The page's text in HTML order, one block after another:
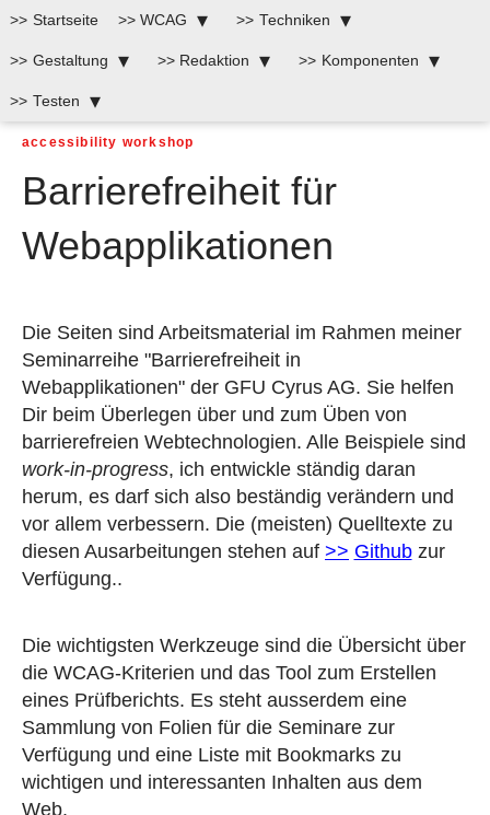
Header
Inhalt
Footer
Startseite WCAG Techniken
Gestaltung Redaktion Komponenten
Testen
accessibility workshop
Barrierefreiheit für
Webapplikationen
Die Seiten sind Arbeitsmaterial im Rahmen meiner
Seminarreihe "Barrierefreiheit in
Webapplikationen" der GFU Cyrus AG. Sie helfen
Dir beim Überlegen über und zum Üben von
barrierefreien Webtechnologien. Alle Beispiele sind
work-in-progress, ich entwickle ständig daran
herum, es darf sich also beständig verändern und
vor allem verbessern. Die (meisten) Quelltexte zu
diesen Ausarbeitungen stehen auf
Githubzur
Verfügung..
Die wichtigsten Werkzeuge sind die Übersicht über
die WCAG-Kriterien und das Tool zum Erstellen
eines Prüfberichts. Es steht ausserdem eine
Sammlung von Folien für die Seminare zur
Verfügung und eine Liste mit Bookmarks zu
wichtigen und interessanten Inhalten aus dem
Web.